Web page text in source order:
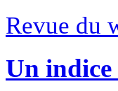
Revue du
Un